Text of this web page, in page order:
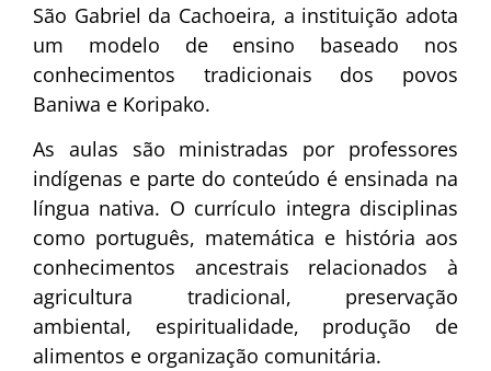
São Gabriel da Cachoeira, a instituição adota
um modelo de ensino baseado nos
conhecimentos tradicionais dos povos
Baniwa e Koripako.
As aulas são ministradas por professores
indígenas e parte do conteúdo é ensinada na
língua nativa. O currículo integra disciplinas
como português, matemática e história aos
conhecimentos ancestrais relacionados à
agricultura tradicional, preservação
ambiental, espiritualidade, produção de
alimentos e organização comunitária.